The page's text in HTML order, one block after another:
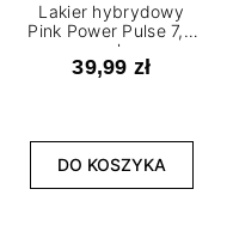
Lakier hybrydowy
Pink Power Pulse 7,2
ml
39,99 zł
DO KOSZYKA